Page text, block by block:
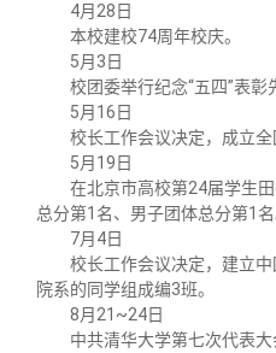
4月28日
本校建校74周年校庆。
5月3日
校团委举行纪念“五四”表彰
5月16日
校长工作会议决定，成立全
5月19日
在北京市高校第24届学生
总分第1名、男子团体总分第1名
7月4日
校长工作会议决定，建立
院系的同学组成编3班。
8月21~24日
中共清华大学第七次代表